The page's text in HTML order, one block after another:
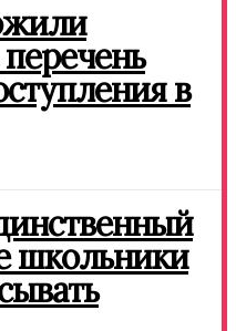
в
школьники